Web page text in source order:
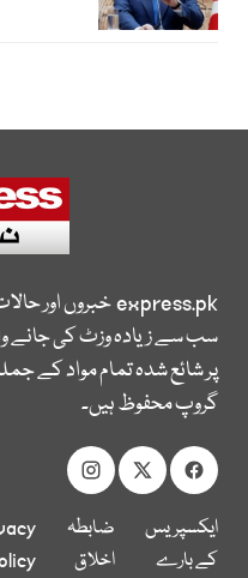
express.pkخبروں اور
سب سے زیادہ وزٹ کی جانے
پر شائع شدہ تمام مواد کے
گروپ محفوظ ہیں۔
ایکسپریس
کے بارے
ضابطہ
اخلاق